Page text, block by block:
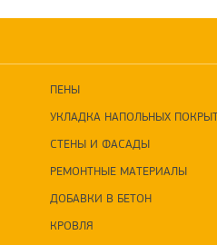
ПЕНЫ
УКЛАДКА НАПОЛЬНЫХ
СТЕНЫ И ФАСАДЫ
РЕМОНТНЫЕ МАТЕРИАЛЫ
ДОБАВКИ В БЕТОН
КРОВЛЯ